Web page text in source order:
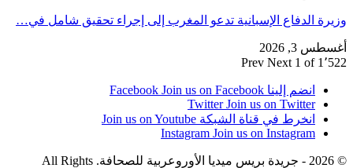
وزيرة الدفاع الإسبانية تدعو المغرب إلى إجراء تحقيق شامل في…
أغسطس 3, 2026
Prev Next 1 of 1٬522
انضم إلينا Facebook Join us on Facebook
Twitter Join us on Twitter
انخرط في قناة الشبكة Join us on Youtube
Instagram Join us on Instagram
© 2026 - جريدة بريس ميديا الأوروعربية للصحافة. All Rights